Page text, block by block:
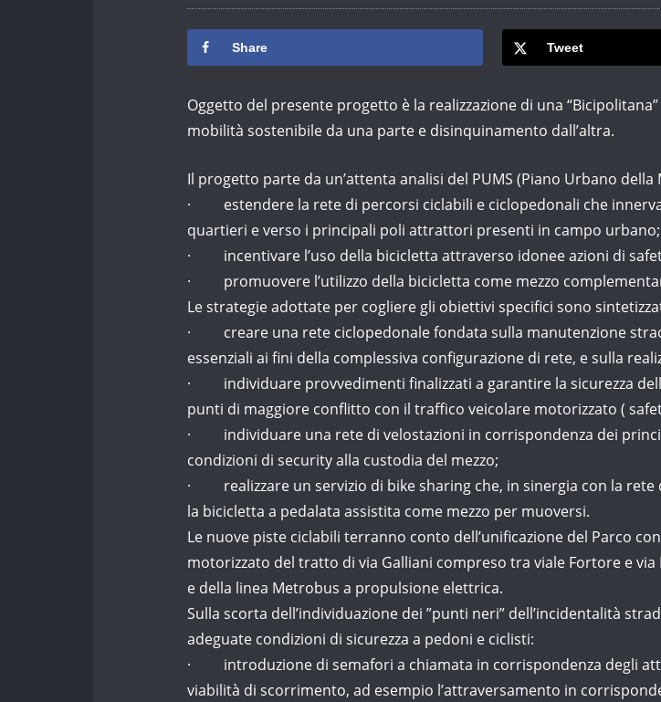
Share Tweet
Oggetto del presente progetto è la realizzazione di una
mobilità sostenibile da una parte e disinquinamento dall’altra.
Il progetto parte da un’attenta analisi del PUMS (Piano Urbano
· estendere la rete di percorsi ciclabili e ciclopedonali che
quartieri e verso i principali poli attrattori presenti in campo urbano;
· incentivare l’uso della bicicletta attraverso idonee azioni di
· promuovere l’utilizzo della bicicletta come mezzo
Le strategie adottate per cogliere gli obiettivi specifici sono
· creare una rete ciclopedonale fondata sulla manutenzione
essenziali ai fini della complessiva configurazione di rete, e sulla
· individuare provvedimenti finalizzati a garantire la sicurezza
punti di maggiore conflitto con il traffico veicolare motorizzato (
· individuare una rete di velostazioni in corrispondenza dei
condizioni di security alla custodia del mezzo;
· realizzare un servizio di bike sharing che, in sinergia con la
la bicicletta a pedalata assistita come mezzo per muoversi.
Le nuove piste ciclabili terranno conto dell’unificazione del Parco
motorizzato del tratto di via Galliani compreso tra viale Fortore e
e della linea Metrobus a propulsione elettrica.
Sulla scorta dell’individuazione dei ”punti neri” dell’incidentalità
adeguate condizioni di sicurezza a pedoni e ciclisti:
· introduzione di semafori a chiamata in corrispondenza degli
viabilità di scorrimento, ad esempio l’attraversamento in